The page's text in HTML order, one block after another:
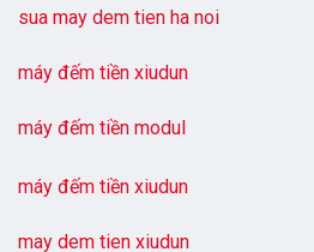
sua may dem tien ha noi
máy đếm tiền xiudun
máy đếm tiền modul
máy đếm tiền xiudun
may dem tien xiudun